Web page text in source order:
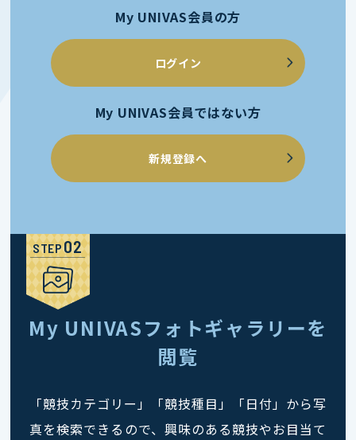
My UNIVAS会員の方
ログイン
My UNIVAS会員ではない方
新規登録へ
STEP
My UNIVASフォトギャラリーを
閲覧
「競技カテゴリー」「競技種目」「日付」から写
真を検索できるので、興味のある競技やお目当て